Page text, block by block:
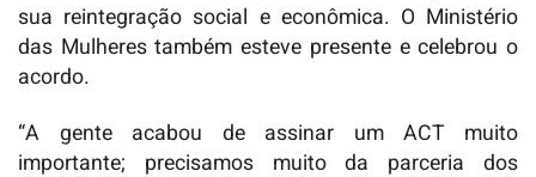
sua reintegração social e econômica. O Ministério
das Mulheres também esteve presente e celebrou o
acordo.
“A gente acabou de assinar um ACT muito
importante; precisamos muito da parceria dos